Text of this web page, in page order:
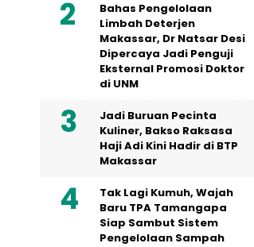
Bahas Pengelolaan
Limbah Deterjen
Makassar, Dr Natsar Desi
Dipercaya Jadi Penguji
Eksternal Promosi Doktor
di UNM
Jadi Buruan Pecinta
Kuliner, Bakso Raksasa
Haji Adi Kini Hadir di BTP
Makassar
Tak Lagi Kumuh, Wajah
Baru TPA Tamangapa
Siap Sambut Sistem
Pengelolaan Sampah